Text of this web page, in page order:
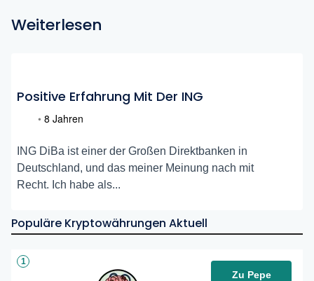
Weiterlesen
Positive Erfahrung Mit Der ING
• 8 Jahren
ING DiBa ist einer der Großen Direktbanken in
Deutschland, und das meiner Meinung nach mit
Recht. Ich habe als...
Populäre Kryptowährungen Aktuell
1
Zu Pepe